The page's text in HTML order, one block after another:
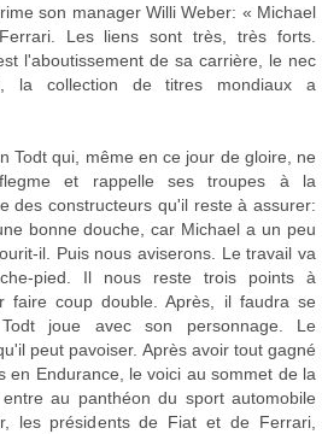
son manager Willi Weber: « Michael
Les liens sont très, très forts.
l'aboutissement de sa carrière, le nec
la collection de titres mondiaux a
Todt qui, même en ce jour de gloire, ne
et rappelle ses troupes à la
des constructeurs qu'il reste à assurer:
bonne douche, car Michael a un peu
il. Puis nous aviserons. Le travail va
pied. Il nous reste trois points à
faire coup double. Après, il faudra se
joue avec son personnage. Le
peut pavoiser. Après avoir tout gagné
en Endurance, le voici au sommet de la
au panthéon du sport automobile
les présidents de Fiat et de Ferrari,